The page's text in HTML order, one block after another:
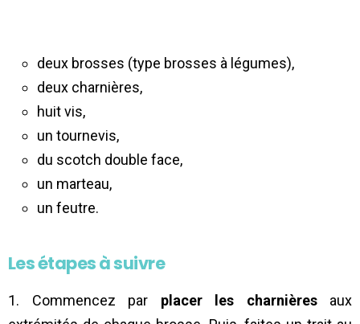
deux brosses (type brosses à légumes),
deux charnières,
huit vis,
un tournevis,
du scotch double face,
un marteau,
un feutre.
Les étapes à suivre
1. Commencez par placer les charnièresaux